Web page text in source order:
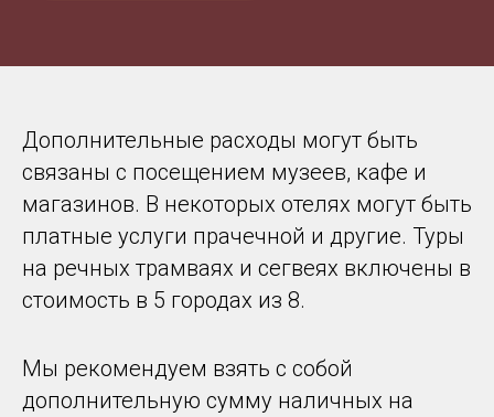
Дополнительные расходы могут быть
связаны с посещением музеев, кафе и
магазинов. В некоторых отелях могут быть
платные услуги прачечной и другие. Туры
на речных трамваях и сегвеях включены в
стоимость в 5 городах из 8.
Мы рекомендуем взять с собой
дополнительную сумму наличных на